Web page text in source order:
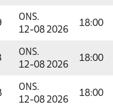
ONS.
12-08 2026
18:00
ONS.
12-08 2026
18:00
ONS.
12-08 2026
18:00